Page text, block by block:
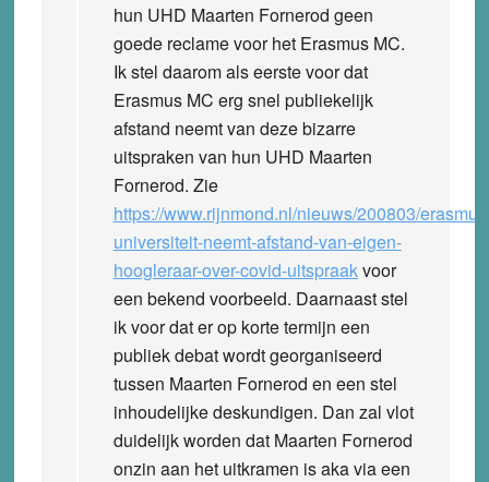
hun UHD Maarten Fornerod geen
goede reclame voor het Erasmus MC.
Ik stel daarom als eerste voor dat
Erasmus MC erg snel publiekelijk
afstand neemt van deze bizarre
uitspraken van hun UHD Maarten
Fornerod. Zie
https://www.rijnmond.nl/nieuws/200803/
universiteit-neemt-afstand-van-eigen-
hoogleraar-over-covid-uitspraakvoor
een bekend voorbeeld. Daarnaast stel
ik voor dat er op korte termijn een
publiek debat wordt georganiseerd
tussen Maarten Fornerod en een stel
inhoudelijke deskundigen. Dan zal vlot
duidelijk worden dat Maarten Fornerod
onzin aan het uitkramen is aka via een